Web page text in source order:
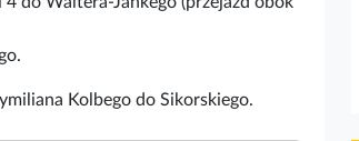
Kolbego do Sikorskiego.